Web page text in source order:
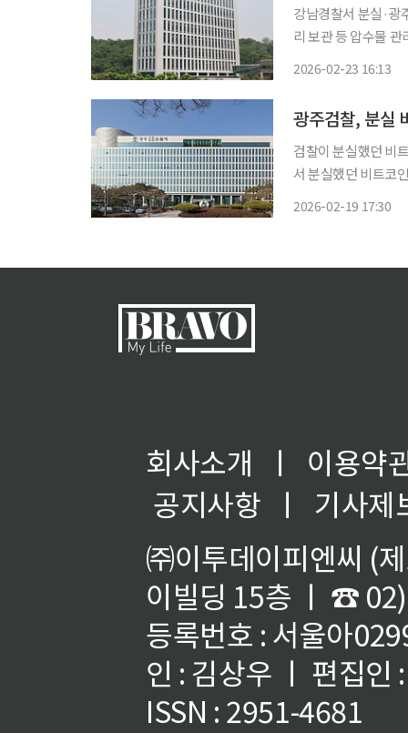
강남경찰서 분실·광
리 보관 등 압수물 관
2026-02-23 16:13
광주검찰, 분실
검찰이 분실했던 비트코인 400
서 분실했던 비트코인
2026-02-19 17:30
회사소개 ㅣ
이용약
공지사항
ㅣ
기사제
㈜이투데이피엔씨 (
이빌딩 15층 ㅣ ☎
등록번호 : 서울아
인 : 김상우 ㅣ 편집인
ISSN : 2951-4681